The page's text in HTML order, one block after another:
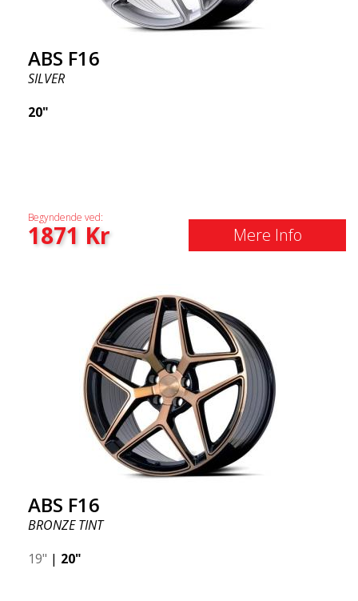
ABS F16
SILVER
20"
Begyndende ved:
1871 Kr Mere Info
ABS F16
BRONZE TINT
19" | 20"